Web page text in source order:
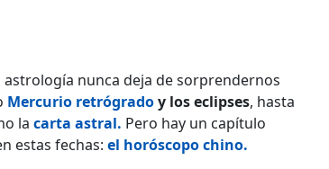
nunca deja de sorprendernos
Mercurio retrógradoy los eclipses, hasta
la carta astral. Pero hay un capítulo
estas fechas: el horóscopo chino.